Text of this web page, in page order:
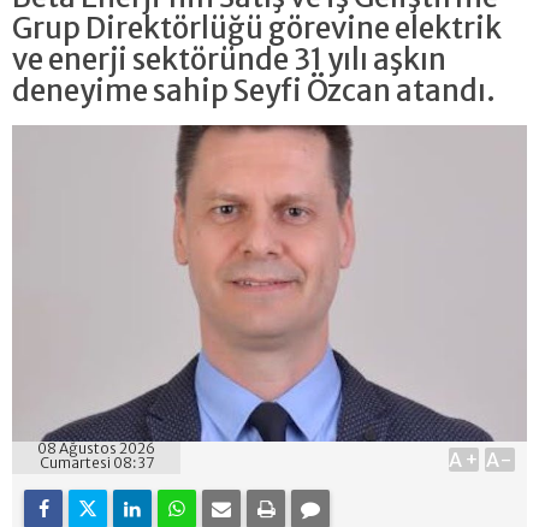
Grup Direktörlüğü görevine elektrik
ve enerji sektöründe 31 yılı aşkın
deneyime sahip Seyfi Özcan atandı.
08 Ağustos 2026
Cumartesi 08:37
A+ A-